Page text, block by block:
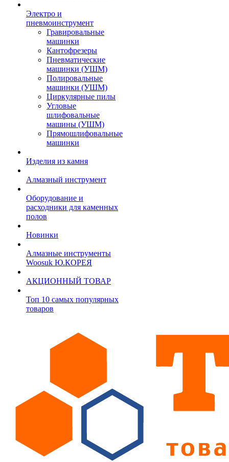
Электро и
пневмоинструмент
Гравировальные
машинки
Кантофрезеры
Пневматические
машинки (УШМ)
Полировальные
машинки (УШМ)
Циркулярные пилы
Угловые
шлифовальные
машины (УШМ)
Прямошлифовальные
машинки
Изделия из камня
Алмазный инструмент
Оборудование и
расходники для каменных
полов
Новинки
Алмазные инструменты
Woosuk Ю.КОРЕЯ
АКЦИОННЫЙ ТОВАР
Топ 10 самых популярных
товаров